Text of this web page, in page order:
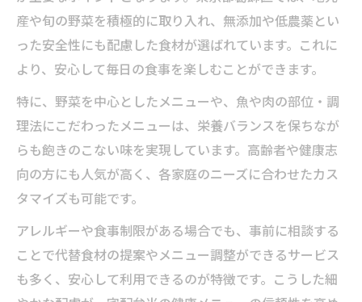
産や旬の野菜を積極的に取り入れ、無添加や低農薬とい
った安全性にも配慮した食材が選ばれています。これに
より、安心して毎日の食事を楽しむことができます。
特に、野菜を中心としたメニューや、魚や肉の部位・調
理法にこだわったメニューは、栄養バランスを保ちなが
らも飽きのこない味を実現しています。高齢者や健康志
向の方にも人気が高く、各家庭のニーズに合わせたカス
タマイズも可能です。
アレルギーや食事制限がある場合でも、事前に相談する
ことで代替食材の提案やメニュー調整ができるサービス
も多く、安心して利用できるのが特徴です。こうした細